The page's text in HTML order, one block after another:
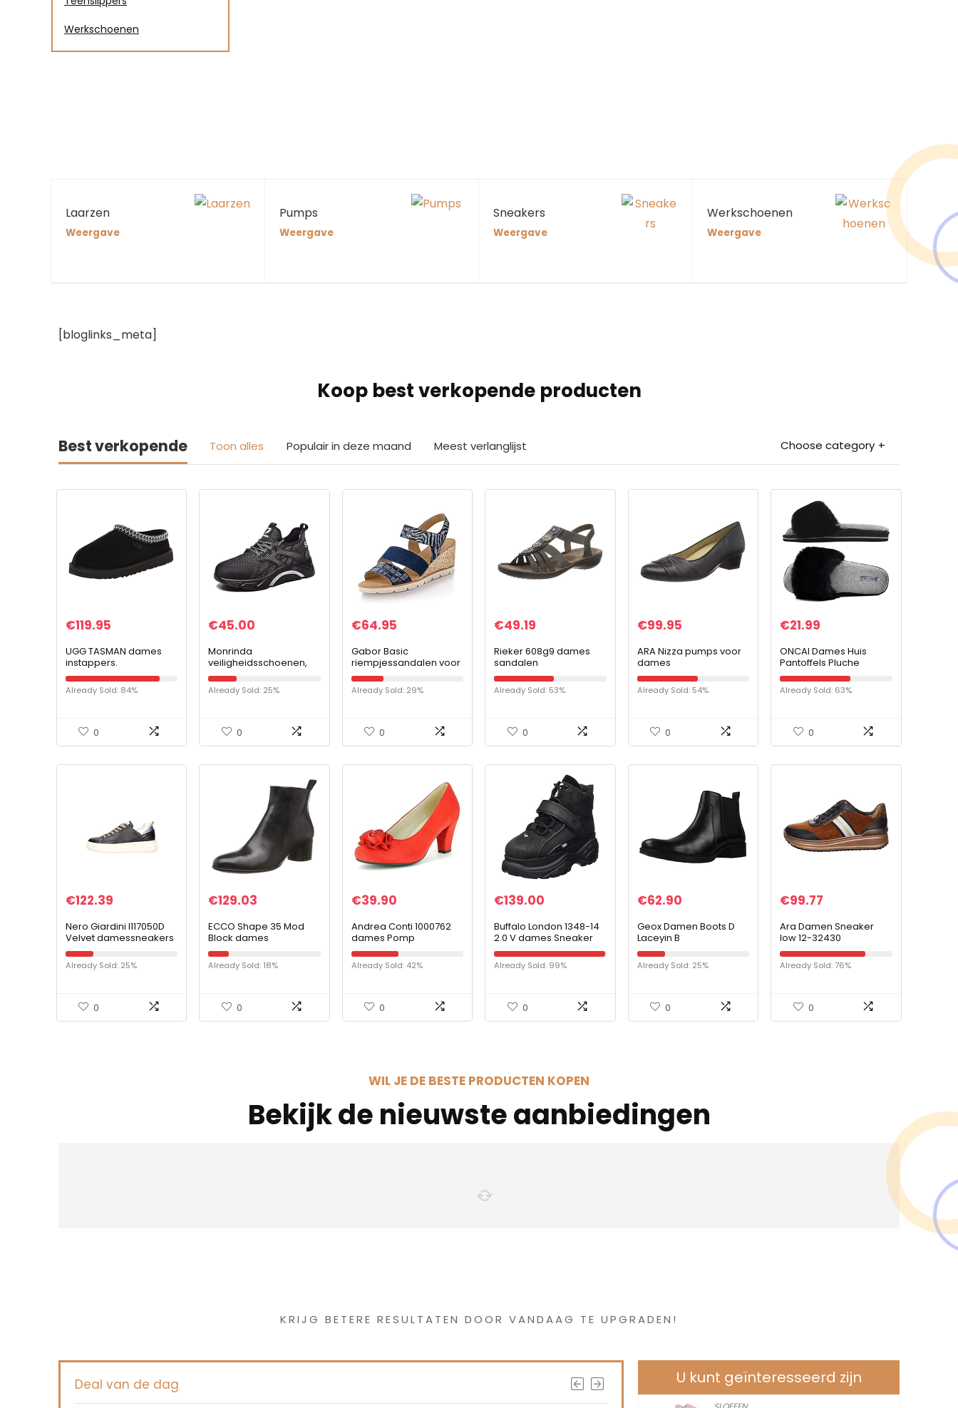
Werkschoenen
Laarzen
Weergave
Pumps
Weergave
Sneakers
Weergave
Werkschoenen
Weergave
[bloglinks_meta]
Koop best verkopende producten
Best verkopende Toon alles Populair in deze maand Meest verlanglijst Choose category
€119.95
UGG TASMAN dames
instappers.
Already Sold: 84%
0
€45.00
Monrinda
veiligheidsschoenen,
S3 werkschoenen
heren dames, sportieve
antislip kevlar sneaker
Already Sold: 25%
0
€64.95
Gabor Basic
riempjessandalen voor
dames, Schilf, Medium
Already Sold: 29%
0
€49.19
Rieker 608g9 dames
sandalen
Already Sold: 53%
0
€99.95
ARA Nizza pumps voor
dames
Already Sold: 54%
0
€21.99
ONCAI Dames Huis
Pantoffels Pluche
Sliders Slipper voor
Dames Aantrekken Bont
Traagschuim
Already Sold: 63%
0
€122.39
Nero Giardini I117050D
Velvet damessneakers
van leer, sleehak
Already Sold: 25%
0
€129.03
ECCO Shape 35 Mod
Block dames
Enkellaarzen
Already Sold: 18%
0
€39.90
Andrea Conti 1000762
dames Pomp
Already Sold: 42%
0
€139.00
Buffalo London 1348-14
2.0 V dames Sneaker
Already Sold: 99%
0
€62.90
Geox Damen Boots D
Laceyin B
Already Sold: 25%
0
€99.77
Ara Damen Sneaker
low 12-32430
Already Sold: 76%
0
WIL JE DE BESTE PRODUCTEN KOPEN
Bekijk de nieuwste aanbiedingen
KRIJG BETERE RESULTATEN DOOR VANDAAG TE UPGRADEN!
Deal van de dag U kunt geïnteresseerd zijn